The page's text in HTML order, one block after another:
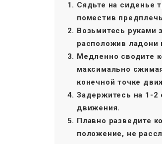
Сядьте на сиденье
поместив
Возьмитесь руками
расположив ладони
Медленно сводите
максимально
конечной точке
Задержитесь на 1-2
движения.
Плавно разведите
положение, не